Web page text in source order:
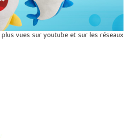
plus vues sur youtube et sur les réseaux